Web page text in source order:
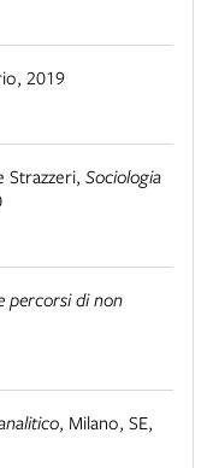
, 2019
Strazzeri, Sociologia
percorsi di non
, Milano, SE,